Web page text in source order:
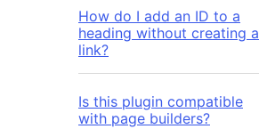
How do I add an ID to a
heading without creating a
link?
Is this plugin compatible
with page builders?